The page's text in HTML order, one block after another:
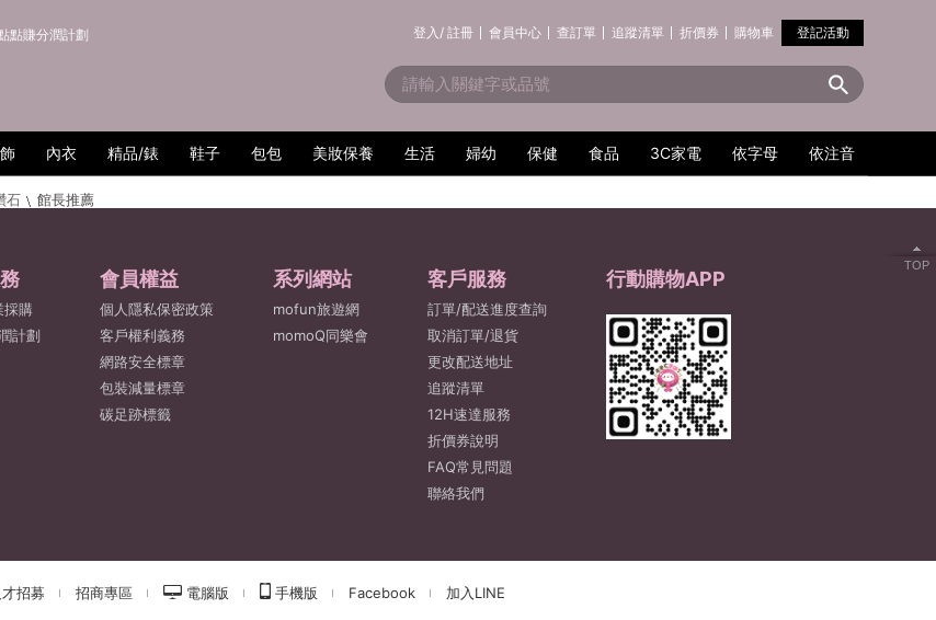
點賺分潤計劃 登記活動
登入/ 註冊 會員中心 查訂單 追蹤清單 折價券 購物車
內衣 精品/錶 鞋子 包包 美妝保養 生活 婦幼 保健 食品 3C家電 依字母 依注音
石 館長推薦
TOP
採購
計劃
會員權益
個人隱私保密政策
客戶權利義務
網路安全標章
包裝減量標章
碳足跡標籤
系列網站
mofun旅遊網
momoQ同樂會
客戶服務
訂單/配送進度查詢
取消訂單/退貨
更改配送地址
追蹤清單
12H速達服務
折價券說明
FAQ常見問題
聯絡我們
行動購物APP
才招募 招商專區 電腦版 手機版 Facebook 加入LINE